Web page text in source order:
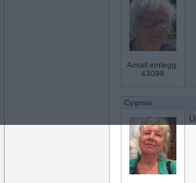
Antall innlegg:
43098
Cygnus